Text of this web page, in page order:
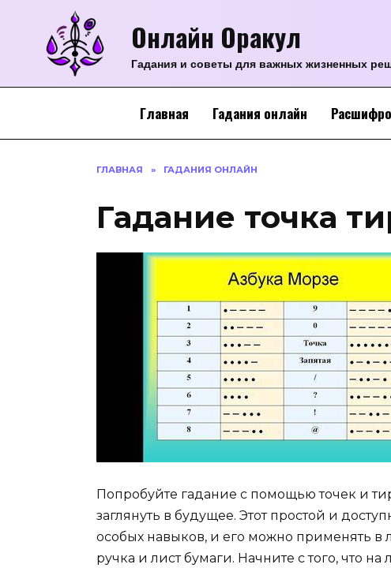
содержанию
Онлайн Оракул
Гадания и советы для важных жизненных
Главная Гадания онлайн
ГЛАВНАЯ » ГАДАНИЯ ОНЛАЙН
Гадание точка
Попробуйте гадание с помощью точек и
заглянуть в будущее. Этот простой и
особых навыков, и его можно применять
ручка и лист бумаги. Начните с того, что